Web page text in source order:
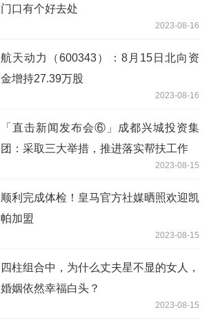
门口有个好去处
2023-08-16
航天动力（600343）：8月15日北向资
金增持27.39万股
2023-08-16
「直击新闻发布会⑥」成都兴城投资集
团：采取三大举措，推进落实帮扶工作
2023-08-15
顺利完成体检！皇马官方社媒晒照欢迎凯
帕加盟
2023-08-15
四柱组合中，为什么丈夫星不显的女人，
婚姻依然幸福白头？
2023-08-15